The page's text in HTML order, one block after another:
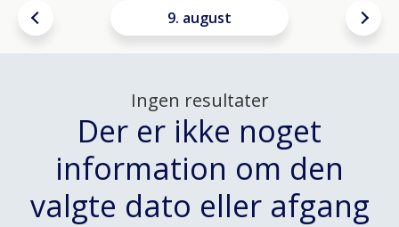
9. august
Ingen resultater
Der er ikke noget
information om den
valgte dato eller afgang